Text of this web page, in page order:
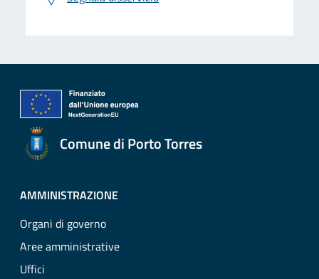
Comune di Porto Torres
AMMINISTRAZIONE
Organi di governo
Aree amministrative
Uffici